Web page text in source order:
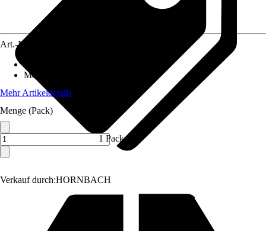
Verkauf durch:HORNBACH
Art.-Nr.
Materialspezifizierung
Mehr Artikeldetails
Menge (Pack)
1 Pack